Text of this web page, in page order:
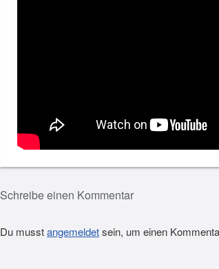
Schreibe einen Kommentar
Du musstangemeldetsein, um einen